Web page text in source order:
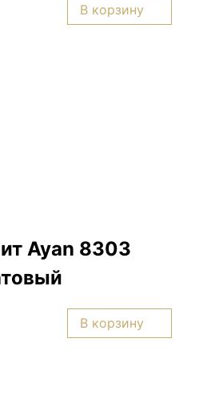
В корзину
Ayan 8303
В корзину